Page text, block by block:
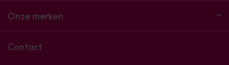
Onze merken
Contact